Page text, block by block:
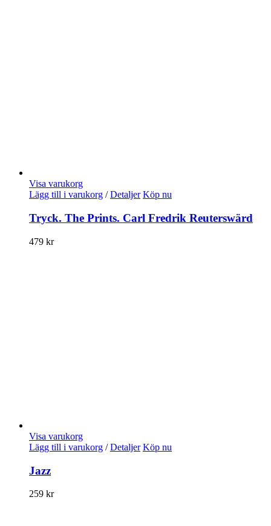
Visa varukorg
Lägg till i varukorg / Detaljer Köp nu
Tryck. The Prints. Carl Fredrik Reuterswärd
479 kr
Visa varukorg
Lägg till i varukorg / Detaljer Köp nu
Jazz
259 kr